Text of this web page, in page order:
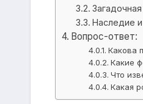
Наследие и
Вопрос-ответ:
Какова
Какие
Что
Какая